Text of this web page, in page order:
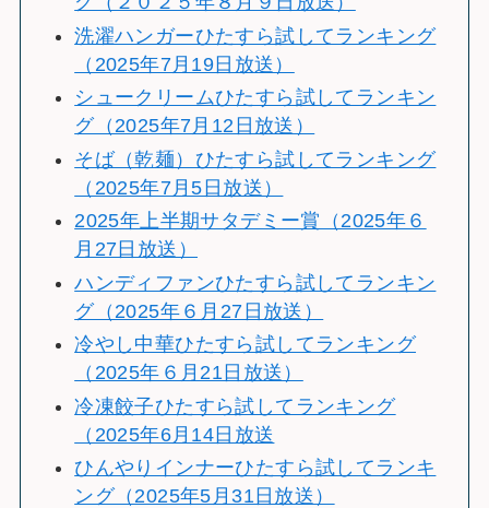
洗濯ハンガーひたすら試してランキング
（2025年7月19日放送）
シュークリームひたすら試してランキン
グ（2025年7月12日放送）
そば（乾麺）ひたすら試してランキング
（2025年7月5日放送）
2025年上半期サタデミー賞（2025年６
月27日放送）
ハンディファンひたすら試してランキン
グ（2025年６月27日放送）
冷やし中華ひたすら試してランキング
（2025年６月21日放送）
冷凍餃子ひたすら試してランキング
（2025年6月14日放送
ひんやりインナーひたすら試してランキ
ング（2025年5月31日放送）